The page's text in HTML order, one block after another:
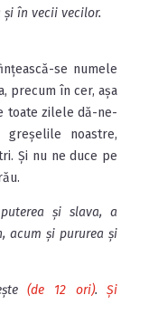
în vecii vecilor.
se numele
precum în cer, așa
toate zilele dă-ne-
noastre,
Și nu ne duce pe
și slava, a
acum și pururea și
(de 12 ori).Și